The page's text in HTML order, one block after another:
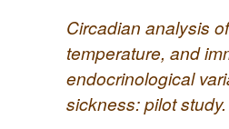
Circadian analysis
temperature, and
endocrinological
sickness: pilot study.